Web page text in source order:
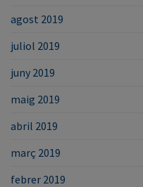
agost 2019
juliol 2019
juny 2019
maig 2019
abril 2019
març 2019
febrer 2019